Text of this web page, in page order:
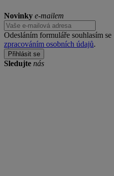
Novinky e-mailem
Odesláním formuláře souhlasím se
zpracováním osobních údajů.
Přihlásit se
Sledujte nás